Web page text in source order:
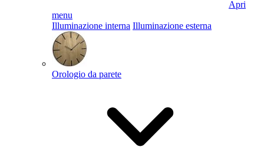
Apri
menu
Illuminazione interna Illuminazione esterna
Orologio da parete